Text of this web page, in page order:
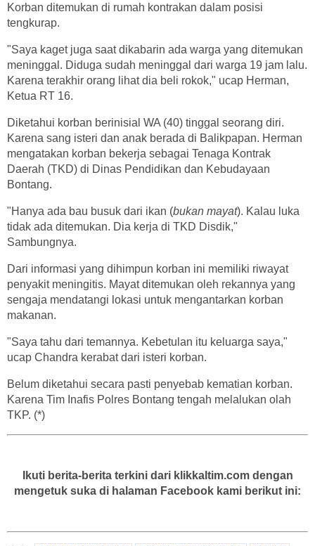
Korban ditemukan di rumah kontrakan dalam posisi
tengkurap.
"Saya kaget juga saat dikabarin ada warga yang ditemukan
meninggal. Diduga sudah meninggal dari warga 19 jam lalu.
Karena terakhir orang lihat dia beli rokok," ucap Herman,
Ketua RT 16.
Diketahui korban berinisial WA (40) tinggal seorang diri.
Karena sang isteri dan anak berada di Balikpapan. Herman
mengatakan korban bekerja sebagai Tenaga Kontrak
Daerah (TKD) di Dinas Pendidikan dan Kebudayaan
Bontang.
"Hanya ada bau busuk dari ikan (bukan mayat). Kalau luka
tidak ada ditemukan. Dia kerja di TKD Disdik,"
Sambungnya.
Dari informasi yang dihimpun korban ini memiliki riwayat
penyakit meningitis. Mayat ditemukan oleh rekannya yang
sengaja mendatangi lokasi untuk mengantarkan korban
makanan.
"Saya tahu dari temannya. Kebetulan itu keluarga saya,"
ucap Chandra kerabat dari isteri korban.
Belum diketahui secara pasti penyebab kematian korban.
Karena Tim Inafis Polres Bontang tengah melalukan olah
TKP. (*)
Ikuti berita-berita terkini dari klikkaltim.com dengan
mengetuk suka di halaman Facebook kami berikut ini: